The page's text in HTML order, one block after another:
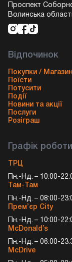
Проспект
Волинська
Відпочинок
Покупки /
Поїсти
Потусити
Події
Новини та акції
Послуги
Розіграш
Графік роботи
ТРЦ
Пн.-Нд. – 10:00-
Там-Там
Пн.-Нд. – 08:00-
Прем’єр City
Пн.-Нд. – 10:00-
McDonald’s
Пн.-Нд. – 06:00-
McDrive